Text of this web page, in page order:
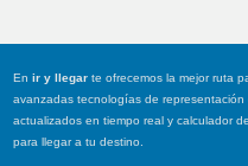
Enir y llegar te ofrecemos la mejor ruta
avanzadas tecnologías de
actualizados en tiempo real y calculador
para llegar a tu destino.